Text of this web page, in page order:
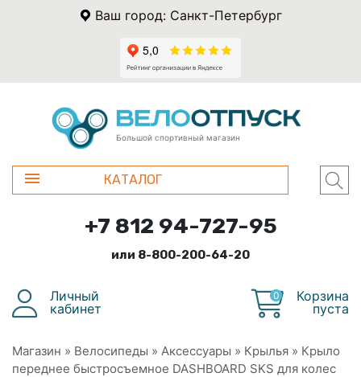
Ваш город: Санкт-Петербург
Большой спортивный магазин
КАТАЛОГ
+7 812 94-727-95
или 8-800-200-64-20
Личный
кабинет
0
Корзина
пуста
Магазин » Велосипеды » Аксессуары » Крылья » Крыло
переднее быстросъемное DASHBOARD SKS для колес